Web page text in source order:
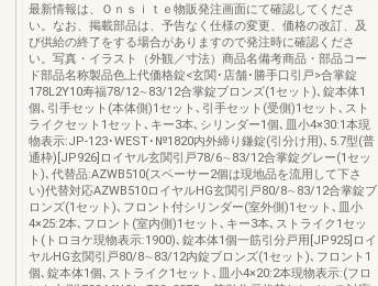
最新情報は、Ｏｎｓｉｔｅ物販発注画面にて確認してくださ
い。なお、掲載部品は、予告なく仕様の変更、価格の改訂、及
び供給の終了をする場合がありますので発注時に確認くださ
い。写真・イラスト（外観／寸法）商品名備考商品・部品コー
ド部品名称製品色上代価格錠<玄関･店舗･勝手口引戸>合掌錠
178L2Y10寿福78/12∼83/12合掌錠ブロンズ(1セット)､錠本体1
個､引手セット(本体側)1セット､引手セット(受側)1セット､スト
ライクセット1セット､キー3本､シリンダー1個､皿小4×30:1本現
物表示:JP-123･WEST･№1820内外締り鎌錠(引分け用)､5.7型(普
通枠)[JP926]ロイヤル玄関引戸78/6∼83/12合掌錠グレー(1セッ
ト)､代替品:AZWB510(スペーサー2個は現地品を流用して下さ
い)代替対応AZWB510ロイヤルHG玄関引戸80/8∼83/12合掌錠ブ
ロンズ(1セット)､フロント付シリンダー(室外側)1セット､皿小
4×25:2本､フロント(室内側)1セット､キー3本､ストライク1セッ
ト(トロヨケ現物表示:1900)､錠本体1個一筋引分戸用[JP925]ロイ
ヤルHG玄関引戸80/8∼83/12内錠ブロンズ(1セット)､フロント1
個､錠本体1個､ストライク1セット､皿小4×20:2本現物表示:(フロ